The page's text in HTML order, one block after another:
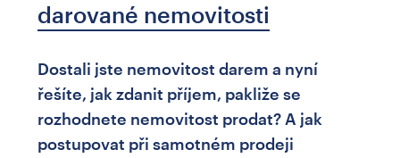
darované nemovitosti
Dostali jste nemovitost darem a nyní
řešíte, jak zdanit příjem, pakliže se
rozhodnete nemovitost prodat? A jak
postupovat při samotném prodeji